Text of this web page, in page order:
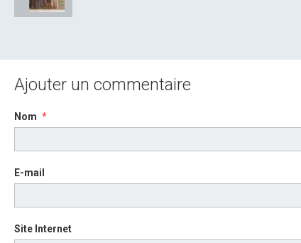
Ajouter un commentaire
Nom
E-mail
Site Internet